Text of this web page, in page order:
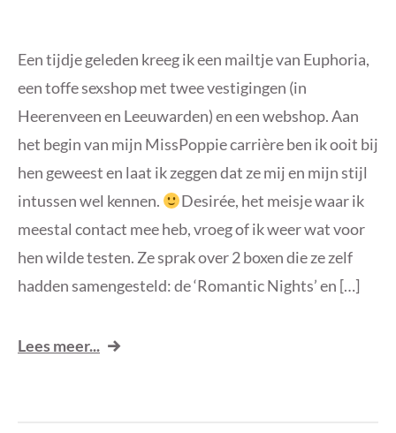
Een tijdje geleden kreeg ik een mailtje van Euphoria,
een toffe sexshop met twee vestigingen (in
Heerenveen en Leeuwarden) en een webshop. Aan
het begin van mijn MissPoppie carrière ben ik ooit bij
hen geweest en laat ik zeggen dat ze mij en mijn stijl
intussen wel kennen.
Desirée, het meisje waar ik
meestal contact mee heb, vroeg of ik weer wat voor
hen wilde testen. Ze sprak over 2 boxen die ze zelf
hadden samengesteld: de ‘Romantic Nights’ en […]
Lees meer...